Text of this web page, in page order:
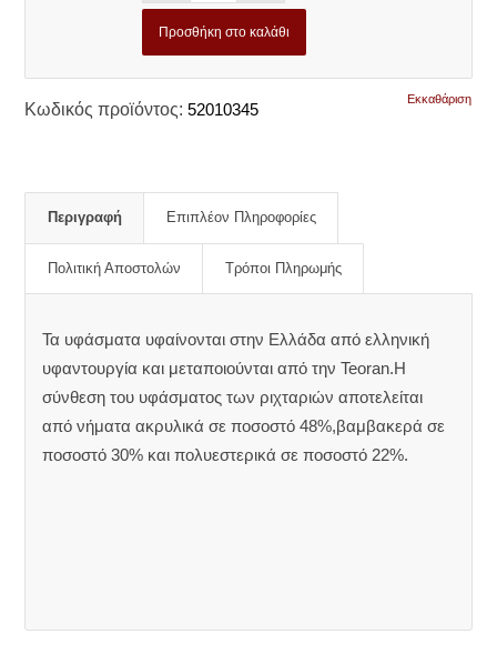
Εκκαθάριση
Προσθήκη στο καλάθι
Κωδικός προϊόντος: 52010345
Περιγραφή Επιπλέον Πληροφορίες
Πολιτική Αποστολών Τρόποι Πληρωμής
Τα υφάσματα υφαίνονται στην Ελλάδα από ελληνική
υφαντουργία και μεταποιούνται από την Teoran.Η
σύνθεση του υφάσματος των ριχταριών αποτελείται
από νήματα ακρυλικά σε ποσοστό 48%,βαμβακερά σε
ποσοστό 30% και πολυεστερικά σε ποσοστό 22%.